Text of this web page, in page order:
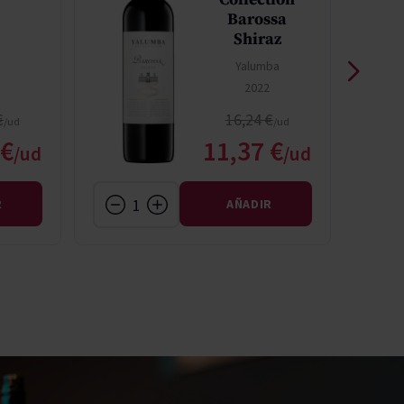
Barossa
Shiraz
Yalumba
2022
Precio especial
11,37 €
Precio normal
16,24 €
AÑADIR